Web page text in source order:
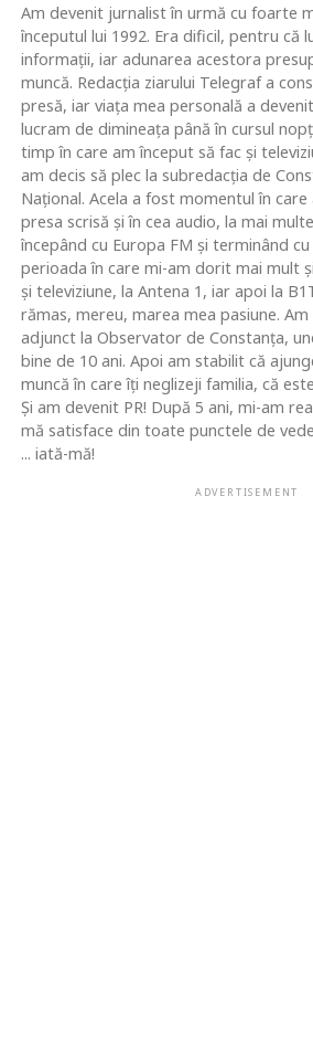
Am devenit jurnalist în urmă cu foarte
începutul lui 1992. Era dificil, pentru că
informaţii, iar adunarea acestora
muncă. Redacţia ziarului Telegraf a
presă, iar viaţa mea personală a
lucram de dimineaţa până în cursul
timp în care am început să fac şi
am decis să plec la subredacţia de
Naţional. Acela a fost momentul în
presa scrisă şi în cea audio, la mai
începând cu Europa FM şi terminând
perioada în care mi-am dorit mai mult
şi televiziune, la Antena 1, iar apoi la
rămas, mereu, marea mea pasiune.
adjunct la Observator de Constanţa,
bine de 10 ani. Apoi am stabilit că
muncă în care îţi neglizeji familia, că
Şi am devenit PR! După 5 ani, mi-am
mă satisface din toate punctele de
... iată-mă!
ADVERTISEMENT